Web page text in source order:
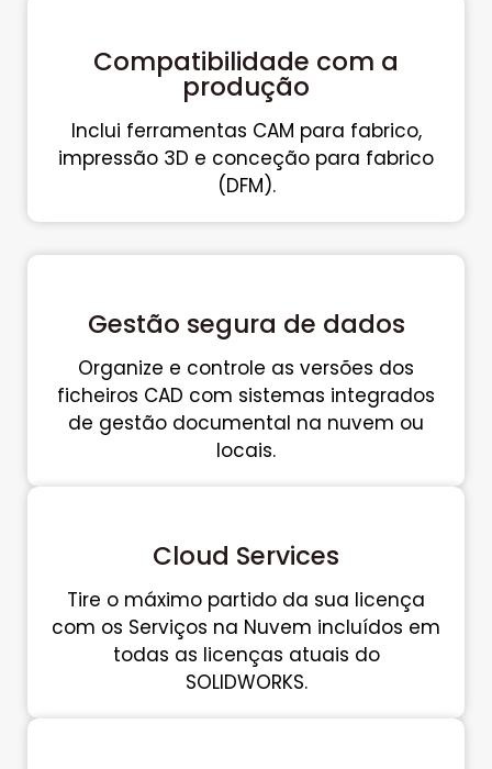
Compatibilidade com a
produção
Inclui ferramentas CAM para fabrico,
impressão 3D e conceção para fabrico
(DFM).
Gestão segura de dados
Organize e controle as versões dos
ficheiros CAD com sistemas integrados
de gestão documental na nuvem ou
locais.
Cloud Services
Tire o máximo partido da sua licença
com os Serviços na Nuvem incluídos em
todas as licenças atuais do
SOLIDWORKS.